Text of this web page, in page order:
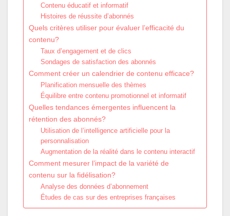
Contenu éducatif et informatif
Histoires de réussite d’abonnés
Quels critères utiliser pour évaluer l’efficacité du
contenu?
Taux d’engagement et de clics
Sondages de satisfaction des abonnés
Comment créer un calendrier de contenu efficace?
Planification mensuelle des thèmes
Équilibre entre contenu promotionnel et informatif
Quelles tendances émergentes influencent la
rétention des abonnés?
Utilisation de l’intelligence artificielle pour la
personnalisation
Augmentation de la réalité dans le contenu interactif
Comment mesurer l’impact de la variété de
contenu sur la fidélisation?
Analyse des données d’abonnement
Études de cas sur des entreprises françaises